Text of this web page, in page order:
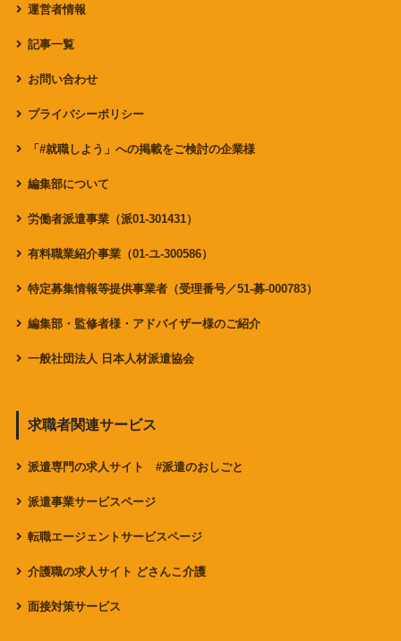
運営者情報
記事一覧
お問い合わせ
プライバシーポリシー
「#就職しよう」への掲載をご検討の企業様
編集部について
労働者派遣事業（派01-301431）
有料職業紹介事業（01-ユ-300586）
特定募集情報等提供事業者（受理番号／51-募-000783）
編集部・監修者様・アドバイザー様のご紹介
一般社団法人 日本人材派遣協会
求職者関連サービス
派遣専門の求人サイト #派遣のおしごと
派遣事業サービスページ
転職エージェントサービスページ
介護職の求人サイト どさんこ介護
面接対策サービス